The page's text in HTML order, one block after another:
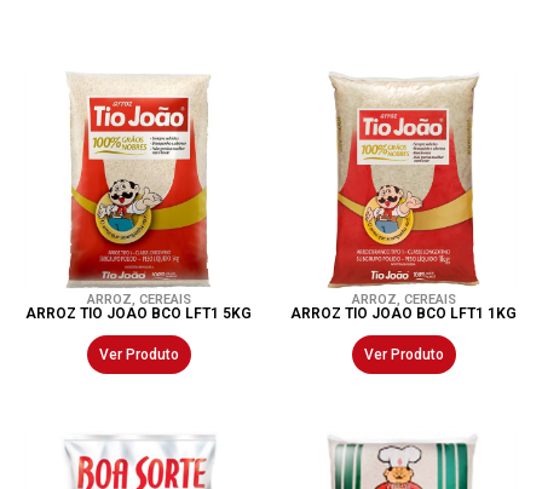
ARROZ, CEREAIS
ARROZ TIO JOAO BCO LFT1 5KG
Ver Produto
ARROZ, CEREAIS
ARROZ TIO JOAO BCO LFT1 1KG
Ver Produto